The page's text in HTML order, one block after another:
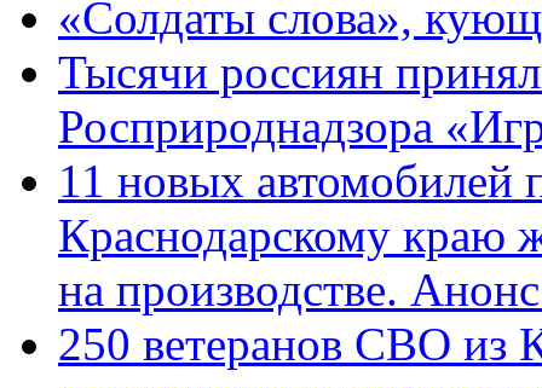
«Солдаты слова»,
Тысячи россиян
Росприроднадзора
11 новых автомобилей
Краснодарскому краю
на производстве.
250 ветеранов СВО из